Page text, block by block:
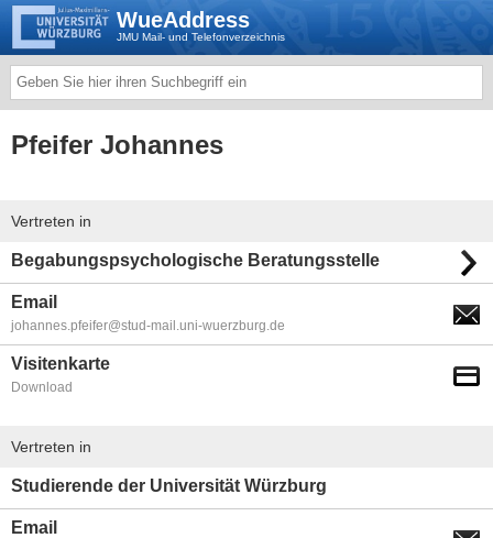
WueAddress
JMU Mail- und Telefonverzeichnis
Pfeifer Johannes
Vertreten in
Begabungspsychologische Beratungsstelle
Email
johannes.pfeifer@stud-mail.uni-wuerzburg.de
Visitenkarte
Download
Vertreten in
Studierende der Universität Würzburg
Email